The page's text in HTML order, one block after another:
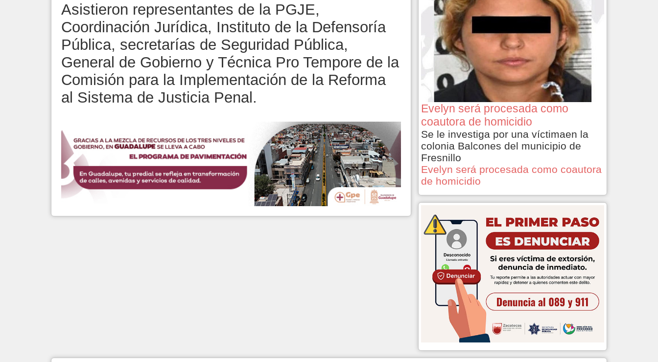
Asistieron representantes de la PGJE,
Coordinación Jurídica, Instituto de la Defensoría
Pública, secretarías de Seguridad Pública,
General de Gobierno y Técnica Pro Tempore de la
Comisión para la Implementación de la Reforma
al Sistema de Justicia Penal.
Evelyn será procesada como
coautora de homicidio
Se le investiga por una víctimaen la
colonia Balcones del municipio de
Fresnillo
Evelyn será procesada como coautora
de homicidio